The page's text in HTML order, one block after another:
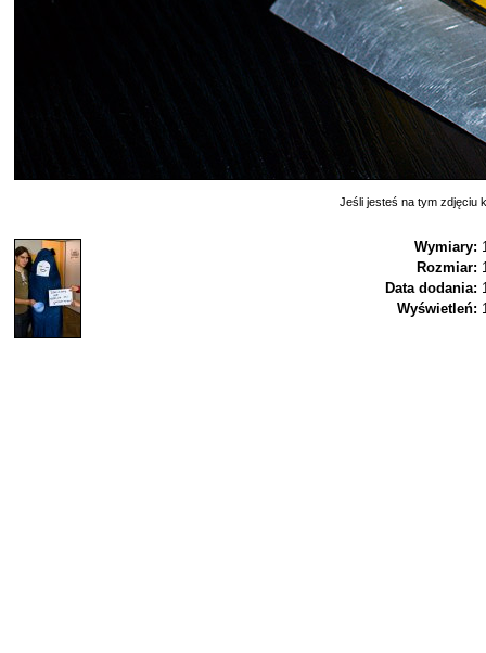
Jeśli jesteś na tym zdjęciu
Wymiary:
Rozmiar:
Data dodania:
Wyświetleń: